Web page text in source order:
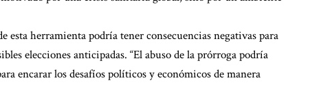
esta herramienta podría tener consecuencias negativas para
elecciones anticipadas. “El abuso de la prórroga podría
encarar los desafíos políticos y económicos de manera